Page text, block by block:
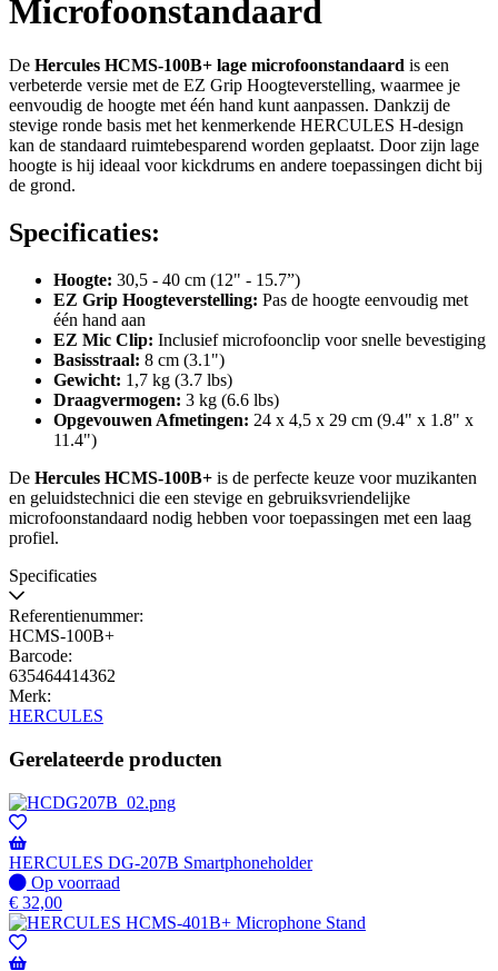
Microfoonstandaard
De Hercules HCMS-100B+ lage microfoonstandaard is een
verbeterde versie met de EZ Grip Hoogteverstelling, waarmee je
eenvoudig de hoogte met één hand kunt aanpassen. Dankzij de
stevige ronde basis met het kenmerkende HERCULES H-design
kan de standaard ruimtebesparend worden geplaatst. Door zijn lage
hoogte is hij ideaal voor kickdrums en andere toepassingen dicht bij
de grond.
Specificaties:
Hoogte: 30,5 - 40 cm (12" - 15.7”)
EZ Grip Hoogteverstelling: Pas de hoogte eenvoudig met
één hand aan
EZ Mic Clip: Inclusief microfoonclip voor snelle bevestiging
Basisstraal: 8 cm (3.1")
Gewicht: 1,7 kg (3.7 lbs)
Draagvermogen: 3 kg (6.6 lbs)
Opgevouwen Afmetingen: 24 x 4,5 x 29 cm (9.4" x 1.8" x
11.4")
De Hercules HCMS-100B+ is de perfecte keuze voor muzikanten
en geluidstechnici die een stevige en gebruiksvriendelijke
microfoonstandaard nodig hebben voor toepassingen met een laag
profiel.
Specificaties
Referentienummer:
HCMS-100B+
Barcode:
635464414362
Merk:
HERCULES
Gerelateerde producten
HERCULES DG-207B Smartphoneholder
Op
voorraad
Op voorraad
€ 32,00